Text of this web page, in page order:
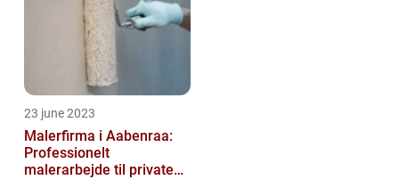
23 june 2023
Malerfirma i Aabenraa:
Professionelt
malerarbejde til private